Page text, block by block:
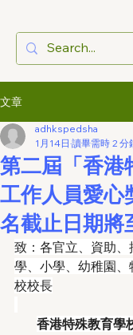
文章
第二屆「香港
工作人員愛心
名截止日期將
adhkspedsha
1月14日 讀畢需時 2 分
致：各官立、資助
學、小學、幼稚園
校校長
香港特殊教育學